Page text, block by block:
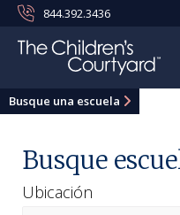
844.392.3436
Busque una escuela
Busque
Ubicación